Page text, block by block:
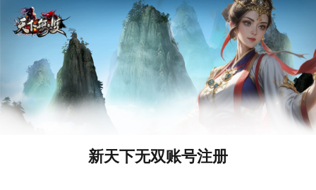
新天下无双账号注册